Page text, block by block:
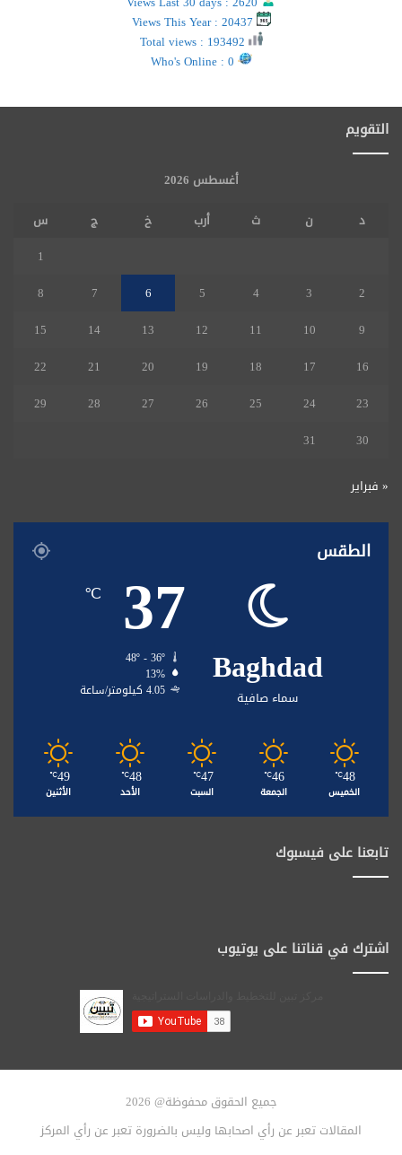
التقويم
أغسطس 2026
د
ن ث أرب خ ج
س
1
2
3
4
5
6
7
8
9
10
11
12
13
14
15
16
17
18
19
20
21
22
23
24
25
26
27
28
29
30
31
« فبراير
الطقس
Baghdad
سماء صافية
37
℃
48º - 36º
13%
4.05 كيلومتر/ساعة
48
℃
الخميس
46
℃
الجمعة
47
℃
السبت
48
℃
الأحد
49
℃
الأثنين
تابعنا على فيسبوك
اشترك في قناتنا على يوتيوب
جميع الحقوق محفوظة@ 2026
المقالات تعبر عن رأي اصحابها وليس بالضرورة تعبر عن رأي المركز